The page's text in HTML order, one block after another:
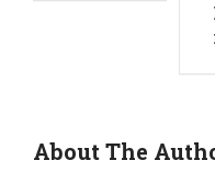
About The